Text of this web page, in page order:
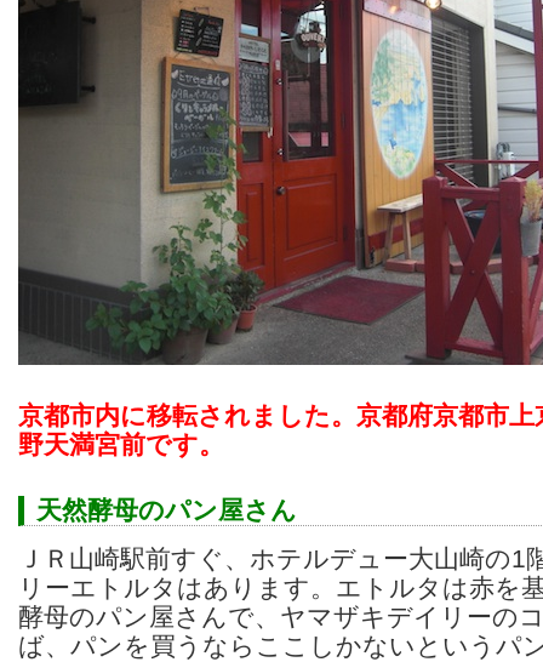
京都市内に移転されました。京都府京都市
野天満宮前です。
天然酵母のパン屋さん
ＪＲ山崎駅前すぐ、ホテルデュー大山崎の1
リーエトルタはあります。エトルタは赤を
酵母のパン屋さんで、ヤマザキデイリーの
ば、パンを買うならここしかないというパ